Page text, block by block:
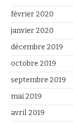
février 2020
janvier 2020
décembre 2019
octobre 2019
septembre 2019
mai 2019
avril 2019